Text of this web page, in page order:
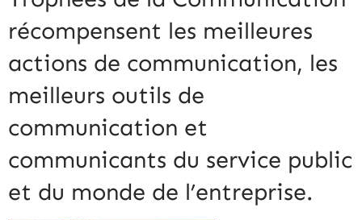
récompensent les meilleures
actions de communication, les
meilleurs outils de
communication et
communicants du service public
et du monde de l’entreprise.